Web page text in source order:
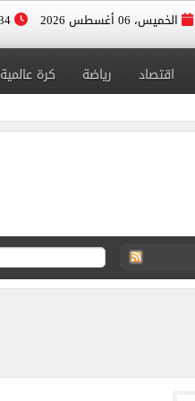
الخميس، 06 أغسطس 2026
اقتصاد رياضة كرة عالمية